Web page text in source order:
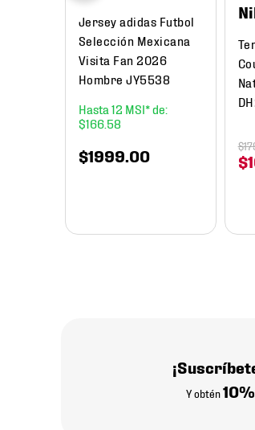
Jersey adidas Futbol
Selección Mexicana
Visita Fan 2026
Hombre JY5538
12
$166. 58
$1999 00 $
$
Y obtén10%